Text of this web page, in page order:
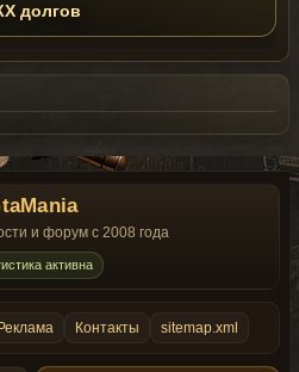
долгов
и форум с 2008 года
активна
Реклама Контакты sitemap.xml